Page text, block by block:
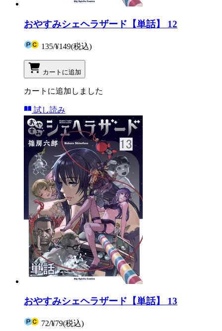
おやすみシェヘラザード【単話】 12
135/¥149(税込)
カートに追加
カートに追加しました
試し読み
おやすみシェヘラザード【単話】 13
72/¥79(税込)